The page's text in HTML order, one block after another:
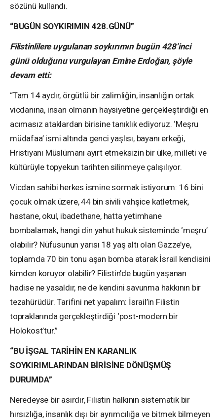
sözünü kullandı.
“BUGÜN SOYKIRIMIN 428.GÜNÜ”
Filistinlilere uygulanan soykırımın bugün 428’inci
günü olduğunu vurgulayan Emine Erdoğan, şöyle
devam etti:
“Tam 14 aydır, örgütlü bir zalimliğin, insanlığın ortak
vicdanına, insan olmanın haysiyetine gerçekleştirdiği en
acımasız ataklardan birisine tanıklık ediyoruz. ‘Meşru
müdafaa’ ismi altında genci yaşlısı, bayanı erkeği,
Hristiyanı Müslümanı ayırt etmeksizin bir ülke, milleti ve
kültürüyle topyekun tarihten silinmeye çalışılıyor.
Vicdan sahibi herkes ismine sormak istiyorum: 16 bini
çocuk olmak üzere, 44 bin sivili vahşice katletmek,
hastane, okul, ibadethane, hatta yetimhane
bombalamak, hangi din yahut hukuk sisteminde ‘meşru’
olabilir? Nüfusunun yarısı 18 yaş altı olan Gazze’ye,
toplamda 70 bin tonu aşan bomba atarak İsrail kendisini
kimden koruyor olabilir? Filistin’de bugün yaşanan
hadise ne yasaldır, ne de kendini savunma hakkının bir
tezahürüdür. Tarifini net yapalım: İsrail’in Filistin
topraklarında gerçekleştirdiği ‘post-modern bir
Holokost’tur.”
“BU İŞGAL TARİHİN EN KARANLIK
SOYKIRIMLARINDAN BİRİSİNE DÖNÜŞMÜŞ
DURUMDA”
Neredeyse bir asırdır, Filistin halkının sistematik bir
hırsızlığa, insanlık dışı bir ayrımcılığa ve bitmek bilmeyen